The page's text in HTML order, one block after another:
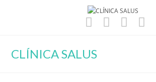
CLÍNICA SALUS